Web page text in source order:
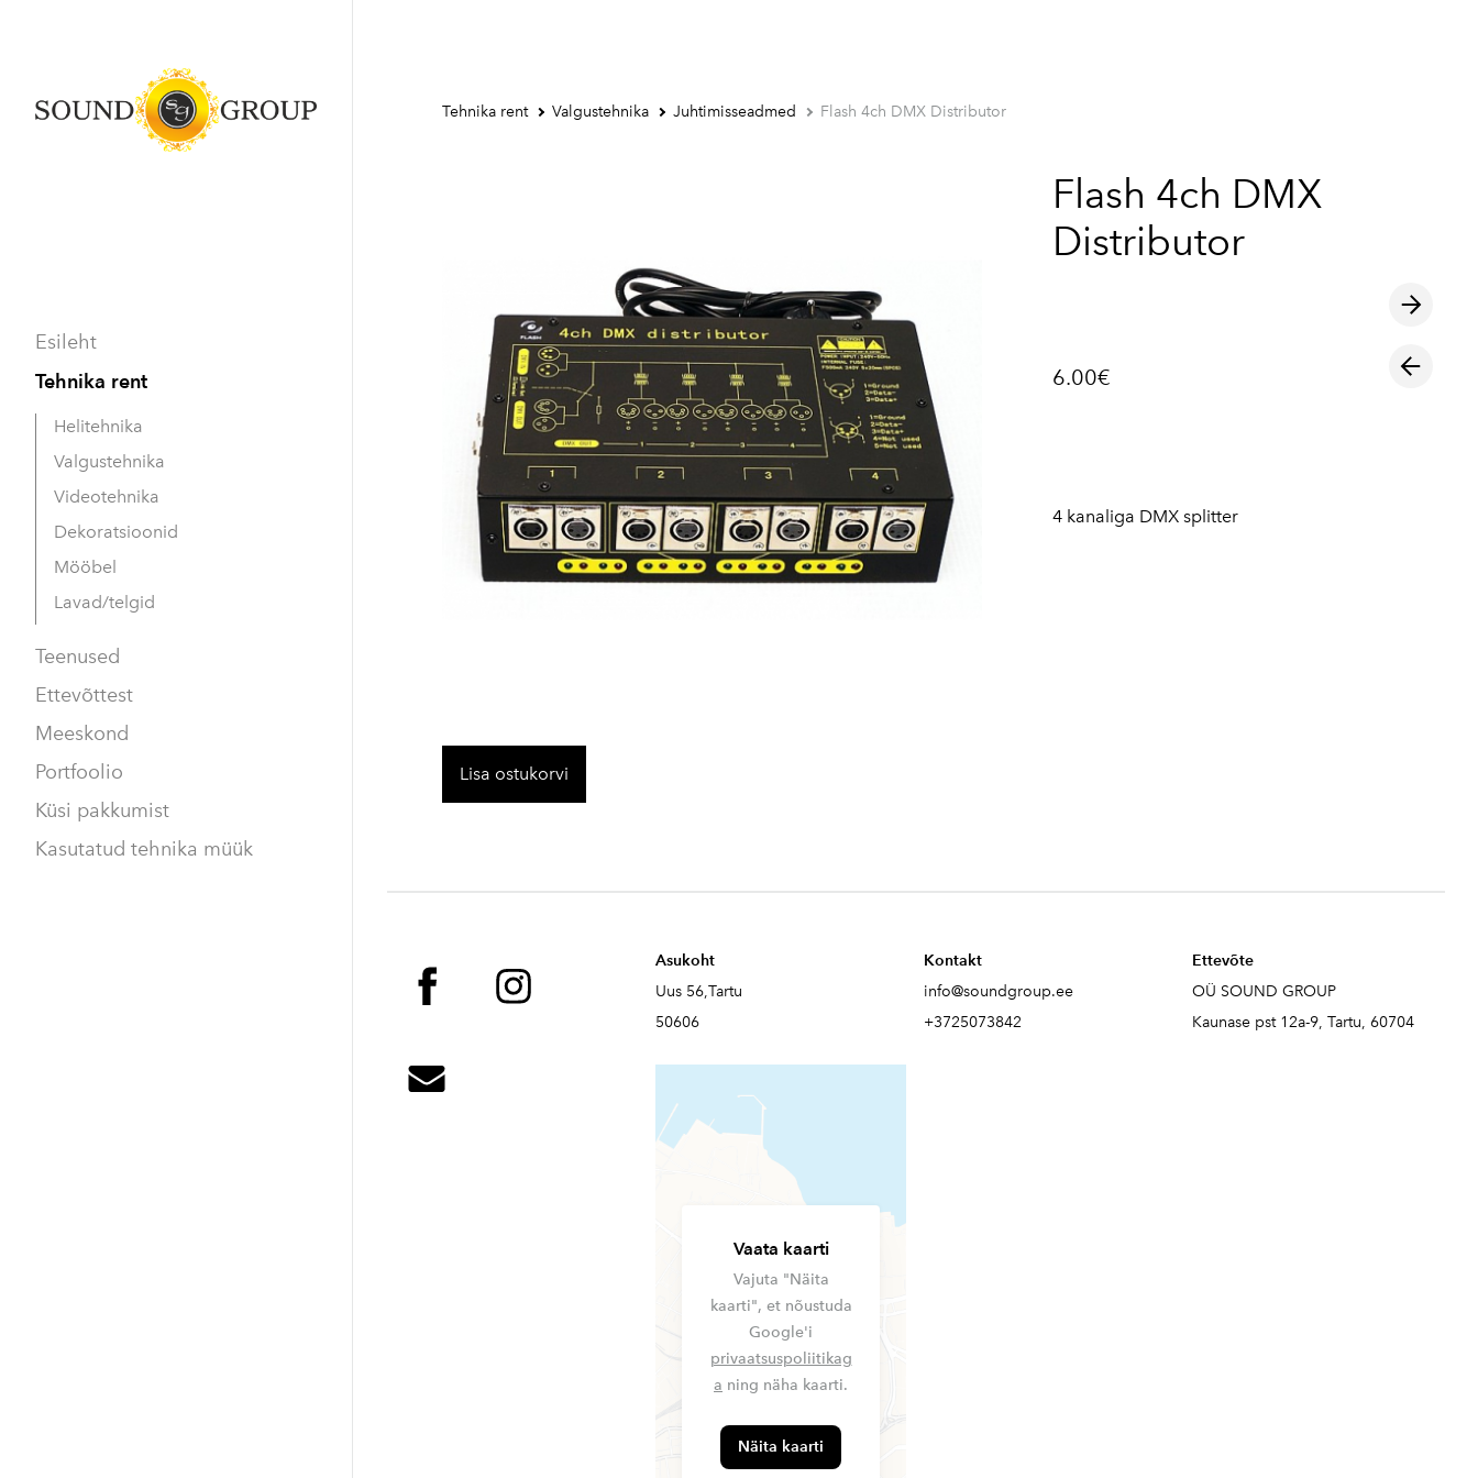
Esileht
Tehnika rent
Helitehnika
Valgustehnika
Videotehnika
Dekoratsioonid
Mööbel
Lavad/telgid
Teenused
Ettevõttest
Meeskond
Portfoolio
Küsi pakkumist
Kasutatud tehnika müük
Tehnika rent Valgustehnika Juhtimisseadmed Flash 4ch DMX Distributor
Lisa ostukorvi
Flash 4ch DMX
Distributor
6.00€
4 kanaliga DMX splitter
Asukoht
Uus 56,Tartu
50606
Vaata kaarti
Vajuta "Näita
kaarti", et nõustuda
Google'i
privaatsuspoliitikag
a ning näha kaarti.
Näita kaarti
Kontakt
info@soundgroup.ee
+3725073842
Ettevõte
OÜ SOUND GROUP
Kaunase pst 12a-9, Tartu, 60704